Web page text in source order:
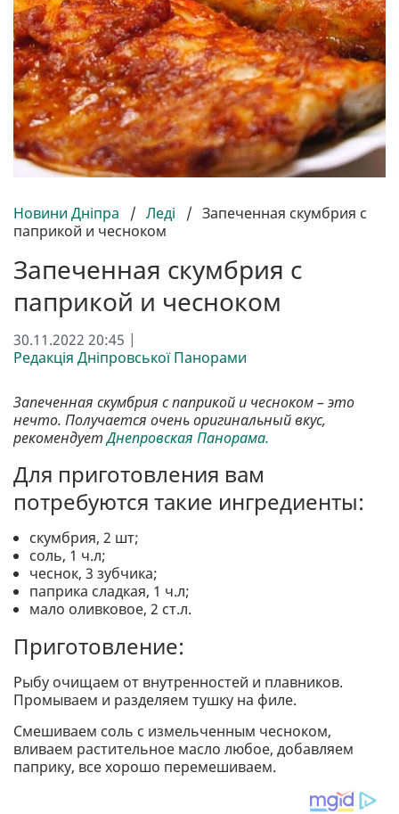
Новини Дніпра / Леді / Запеченная скумбрия с
паприкой и чесноком
Запеченная скумбрия с
паприкой и чесноком
30.11.2022 20:45 |
Редакція Дніпровської Панорами
Запеченная скумбрия с паприкой и чесноком – это
нечто. Получается очень оригинальный вкус,
рекомендуетДнепровская Панорама.
Для приготовления вам
потребуются такие ингредиенты:
скумбрия, 2 шт;
соль, 1 ч.л;
чеснок, 3 зубчика;
паприка сладкая, 1 ч.л;
мало оливковое, 2 ст.л.
Приготовление:
Рыбу очищаем от внутренностей и плавников.
Промываем и разделяем тушку на филе.
Смешиваем соль с измельченным чесноком,
вливаем растительное масло любое, добавляем
паприку, все хорошо перемешиваем.